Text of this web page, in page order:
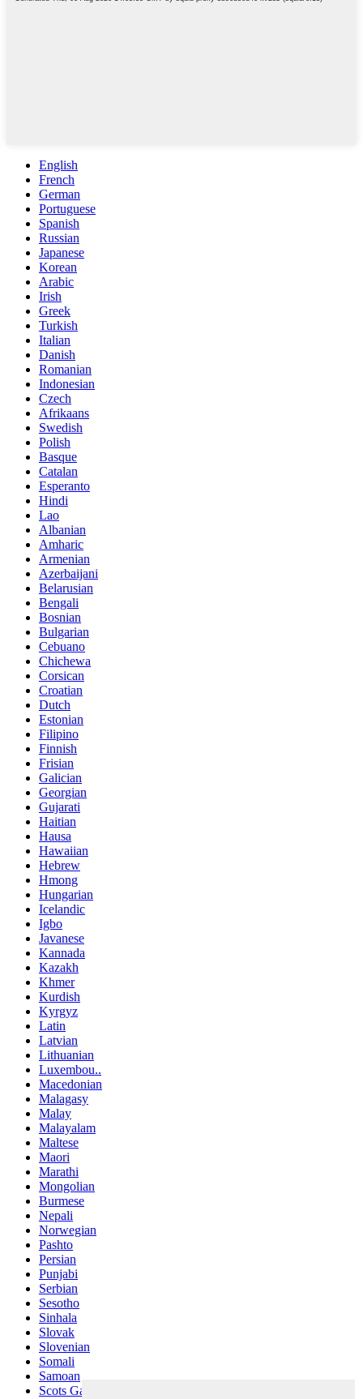
English
French
German
Portuguese
Spanish
Russian
Japanese
Korean
Arabic
Irish
Greek
Turkish
Italian
Danish
Romanian
Indonesian
Czech
Afrikaans
Swedish
Polish
Basque
Catalan
Esperanto
Hindi
Lao
Albanian
Amharic
Armenian
Azerbaijani
Belarusian
Bengali
Bosnian
Bulgarian
Cebuano
Chichewa
Corsican
Croatian
Dutch
Estonian
Filipino
Finnish
Frisian
Galician
Georgian
Gujarati
Haitian
Hausa
Hawaiian
Hebrew
Hmong
Hungarian
Icelandic
Igbo
Javanese
Kannada
Kazakh
Khmer
Kurdish
Kyrgyz
Latin
Latvian
Lithuanian
Luxembou..
Macedonian
Malagasy
Malay
Malayalam
Maltese
Maori
Marathi
Mongolian
Burmese
Nepali
Norwegian
Pashto
Persian
Punjabi
Serbian
Sesotho
Sinhala
Slovak
Slovenian
Somali
Samoan
Scots Gaelic